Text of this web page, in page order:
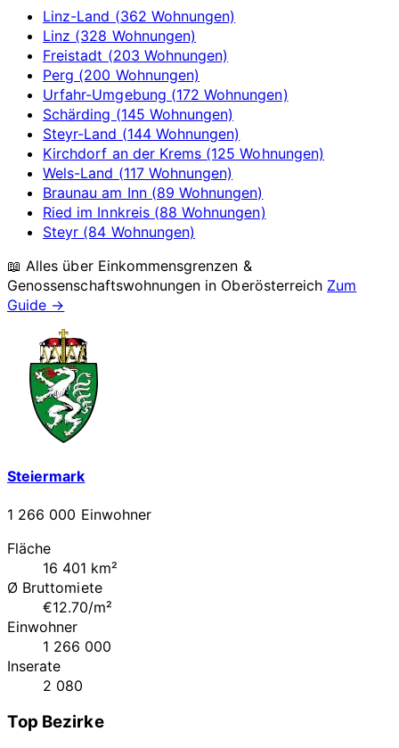
Linz-Land (362 Wohnungen)
Linz (328 Wohnungen)
Freistadt (203 Wohnungen)
Perg (200 Wohnungen)
Urfahr-Umgebung (172 Wohnungen)
Schärding (145 Wohnungen)
Steyr-Land (144 Wohnungen)
Kirchdorf an der Krems (125 Wohnungen)
Wels-Land (117 Wohnungen)
Braunau am Inn (89 Wohnungen)
Ried im Innkreis (88 Wohnungen)
Steyr (84 Wohnungen)
📖 Alles über Einkommensgrenzen &
Genossenschaftswohnungen in Oberösterreich Zum
Guide →
Steiermark
1 266 000 Einwohner
Fläche
16 401 km²
Ø Bruttomiete
€12.70/m²
Einwohner
1 266 000
Inserate
2 080
Top Bezirke